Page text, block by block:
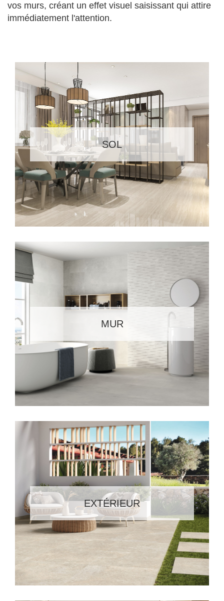
vos murs, créant un effet visuel saisissant qui attire
immédiatement l'attention.
SOL
MUR
EXTÉRIEUR